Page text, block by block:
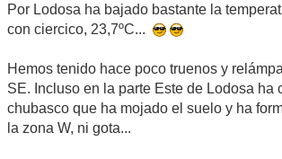
Por Lodosa ha bajado bastante la
con ciercico, 23,7ºC...
Hemos tenido hace poco truenos y
SE. Incluso en la parte Este de Lodosa ha
chubasco que ha mojado el suelo y ha
la zona W, ni gota...